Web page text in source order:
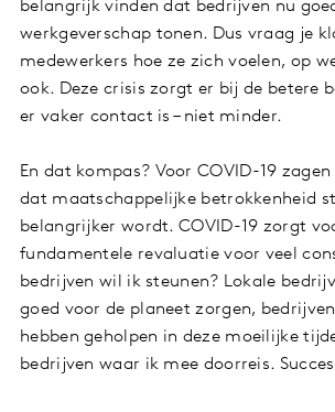
belangrijk vinden dat bedrijven nu
werkgeverschap tonen. Dus vraag je
medewerkers hoe ze zich voelen, op
ook. Deze crisis zorgt er bij de betere
er vaker contact is – niet minder.
En dat kompas? Voor COVID-19
dat maatschappelijke betrokkenheid
belangrijker wordt. COVID-19 zorgt
fundamentele revaluatie voor veel
bedrijven wil ik steunen? Lokale
goed voor de planeet zorgen,
hebben geholpen in deze moeilijke
bedrijven waar ik mee doorreis. Succes